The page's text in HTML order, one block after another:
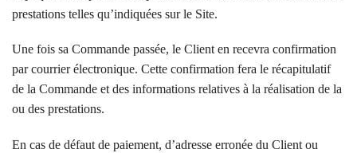
prestations telles qu’indiquées sur le Site.
Une fois sa Commande passée, le Client en recevra confirmation
par courrier électronique. Cette confirmation fera le récapitulatif
de la Commande et des informations relatives à la réalisation de la
ou des prestations.
En cas de défaut de paiement, d’adresse erronée du Client ou